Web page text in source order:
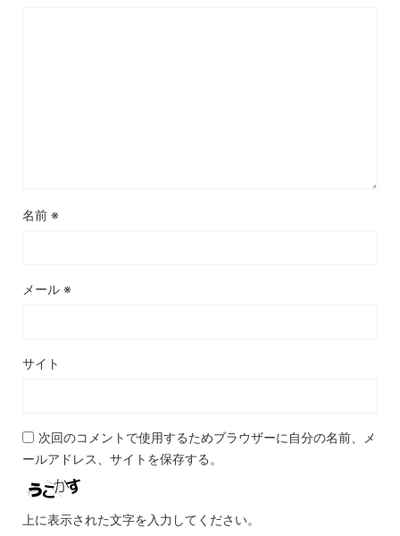
名前 ※
メール ※
サイト
次回のコメントで使用するためブラウザーに自分の名前、メ
ールアドレス、サイトを保存する。
上に表示された文字を入力してください。